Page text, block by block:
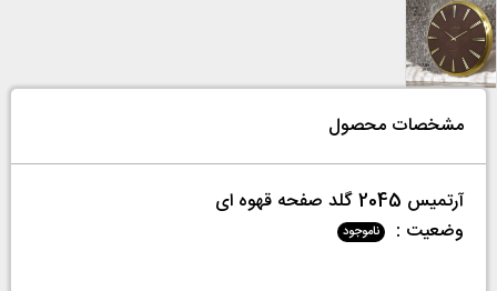
مشخصات محصول
آرتمیس 2045 گلد صفحه قهوه ای
وضعیت :
ناموجود